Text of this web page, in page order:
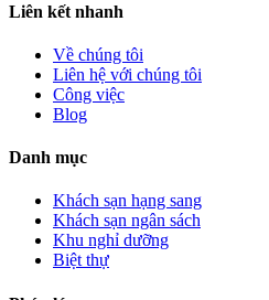
Liên kết nhanh
Về chúng tôi
Liên hệ với chúng tôi
Công việc
Blog
Danh mục
Khách sạn hạng sang
Khách sạn ngân sách
Khu nghỉ dưỡng
Biệt thự